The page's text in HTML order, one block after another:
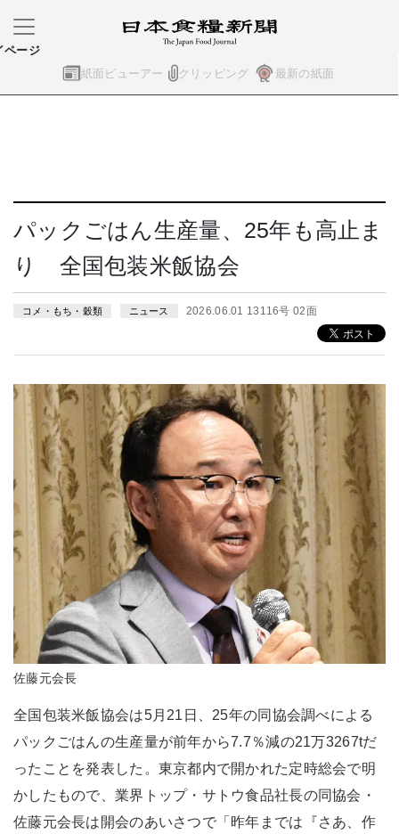
紙面ビューアー クリッピング 最新の紙面
ページ
パックごはん生産量、25年も高止ま
り 全国包装米飯協会
コメ・もち・穀類 ニュース 2026.06.01 13116号 02面
佐藤元会長
全国包装米飯協会は5月21日、25年の同協会調べによる
パックごはんの生産量が前年から7.7％減の21万3267tだ
ったことを発表した。東京都内で開かれた定時総会で明
かしたもので、業界トップ・サトウ食品社長の同協会・
佐藤元会長は開会のあいさつで「昨年までは『さあ、作